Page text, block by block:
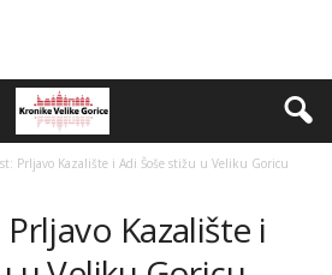
Prljavo Kazalište i Adi Šoše stižu u Veliku Goricu
Kazalište i